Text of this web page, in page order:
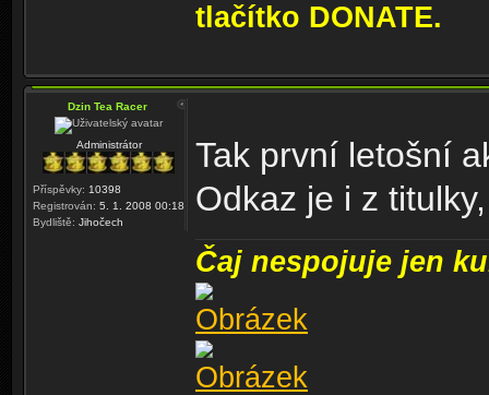
tlačítko DONATE.
Dzin Tea Racer
Administrátor
Příspěvky: 10398
Registrován: 5. 1. 2008 00:18
Bydliště: Jihočech
Tak první letošní
Odkaz je i z
Čaj nespojuje jen